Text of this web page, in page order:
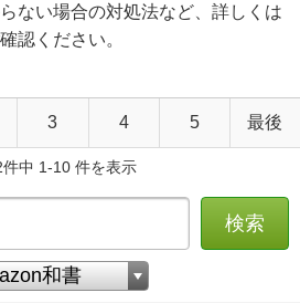
ない場合の対処法など、詳しくは
認ください。
3 4 5 最後
中 1-10 件を表示
検索